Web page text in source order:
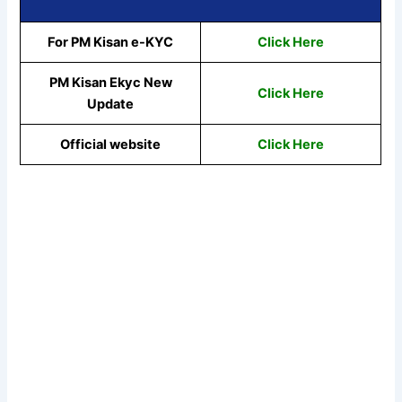
For PM Kisan e-KYC Click Here
PM Kisan Ekyc New
Update
Click Here
Official website Click Here